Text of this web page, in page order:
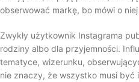
obserwować markę, bo mówi o
Zwykły użytkownik Instagrama
rodziny albo dla przyjemności.
tematyce, wizerunku,
nie znaczy, że wszystko musi być